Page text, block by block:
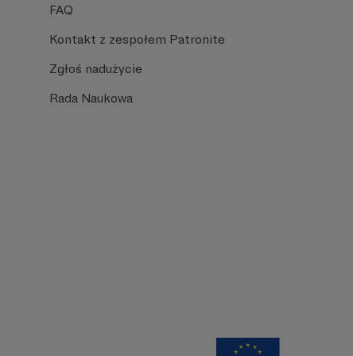
FAQ
Kontakt z zespołem Patronite
Zgłoś nadużycie
Rada Naukowa